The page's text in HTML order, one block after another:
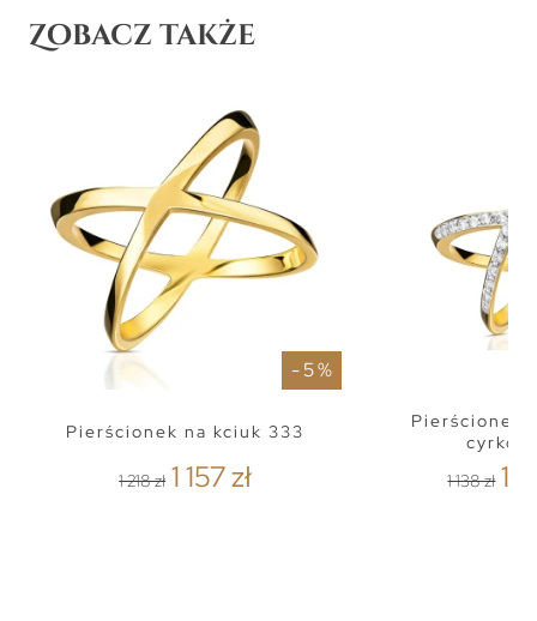
Zobacz także
- 5 %
Pierścionek na kciuk 333
1 218 zł 1 157 zł
Pierścionek
1 138 zł 1